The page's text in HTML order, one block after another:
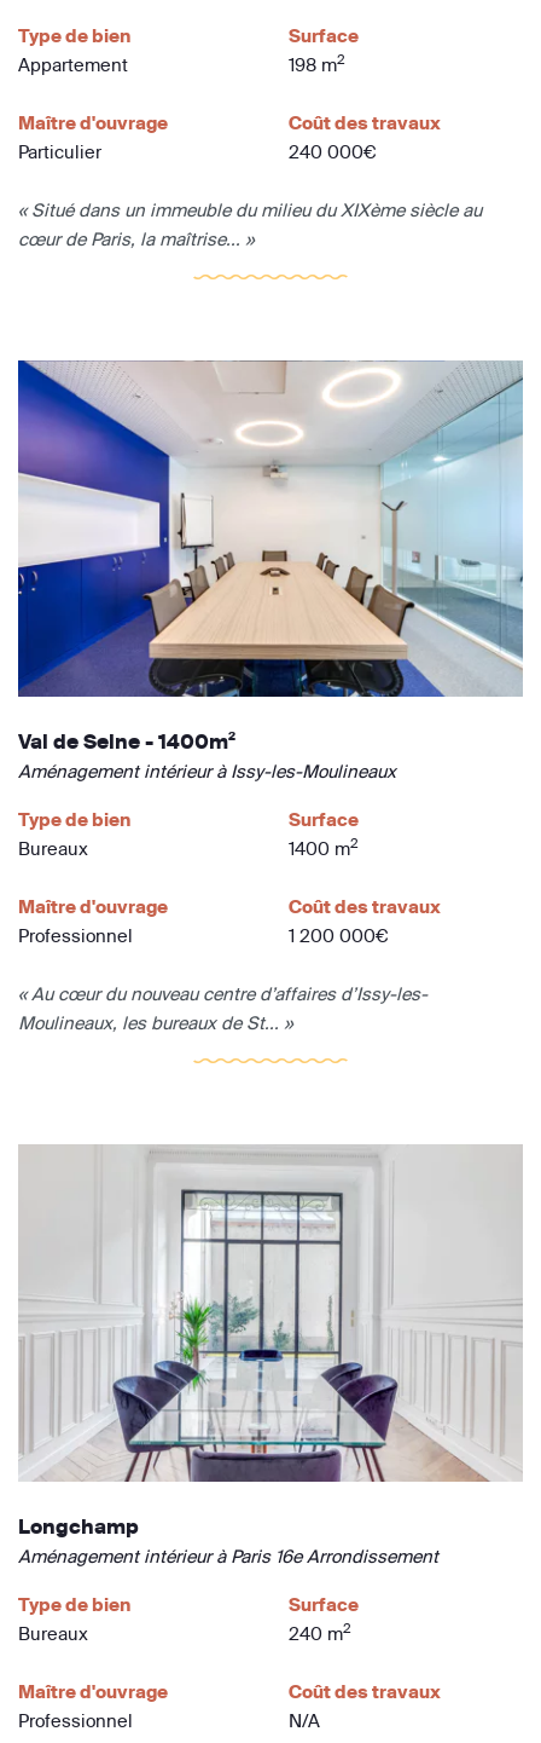
Type de bien
Appartement
Surface
198 m2
Maître d'ouvrage
Particulier
Coût des travaux
240 000€
« Situé dans un immeuble du milieu du XIXème siècle au
cœur de Paris, la maîtrise... »
Val de Seine - 1400m²
Aménagement intérieur à Issy-les-Moulineaux
Type de bien
Bureaux
Surface
1400 m2
Maître d'ouvrage
Professionnel
Coût des travaux
1 200 000€
« Au cœur du nouveau centre d’affaires d’Issy-les-
Moulineaux, les bureaux de St... »
Longchamp
Aménagement intérieur à Paris 16e Arrondissement
Type de bien
Bureaux
Surface
240 m2
Maître d'ouvrage
Professionnel
Coût des travaux
N/A